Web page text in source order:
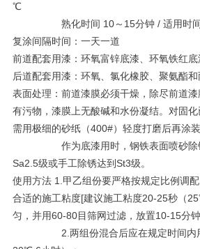
℃
熟化时间 10～15分钟 / 适用时间
复涂间隔时间：一天一道
前道配套用漆：环氧富锌底漆、环氧铁红
后道配套用漆：环氧、氯化橡胶、聚氨酯和
表面处理：前道漆膜必须干燥，除尽前道
有污物，漆膜上无酸碱和水份凝结。对固
需用极细的砂纸（400#）轻度打磨后再涂装
作为底漆用时，钢铁表面喷砂除锈
Sa2.5级或手工除锈达到St3级。
使用方法 1.甲乙组份要严格按规定比例调
合适的施工粘度[建议施工粘度20-25秒（
匀，并用60-80目筛网过滤，放置10-15分钟
2.两组份混合后应在规定时间内用